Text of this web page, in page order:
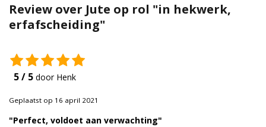
Jute en lopers
Tape en stickers
Review over Jute op rol "in hekwerk,
erfafscheiding"
5 / 5 door Henk
Geplaatst op 16 april 2021
"Perfect, voldoet aan verwachting"